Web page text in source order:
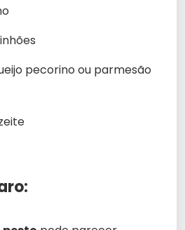
pecorino ou parmesão